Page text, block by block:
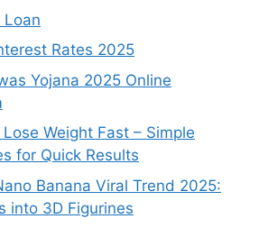
Loan
Rates 2025
Yojana 2025 Online
Weight Fast – Simple
for Quick Results
Banana Viral Trend 2025:
into 3D Figurines